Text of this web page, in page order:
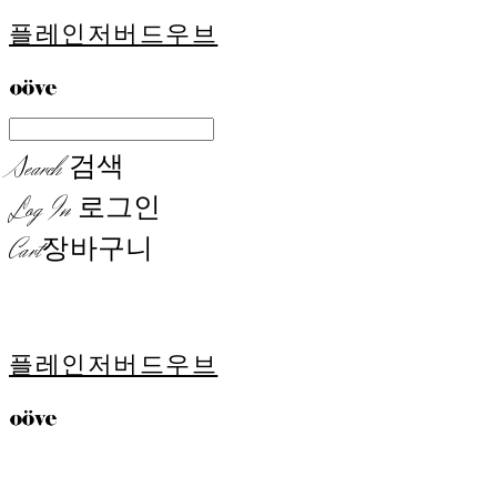
플레인저버드우브
Search검색
Log In 로그인
Cart장바구니
플레인저버드우브